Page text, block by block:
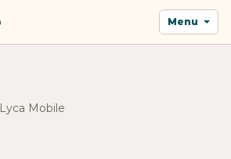
Menu
Lyca Mobile